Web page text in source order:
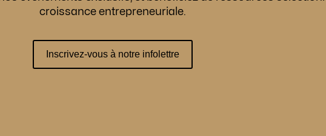
croissance entrepreneuriale.
Inscrivez-vous à notre infolettre